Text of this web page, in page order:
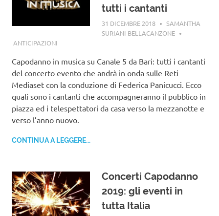
tutti i cantanti
31 DICEMBRE 2018
SAMANTHA
SURIANI BELLACANZONE
ANTICIPAZIONI
Capodanno in musica su Canale 5 da Bari: tutti i cantanti
del concerto evento che andrà in onda sulle Reti
Mediaset con la conduzione di Federica Panicucci. Ecco
quali sono i cantanti che accompagneranno il pubblico in
piazza ed i telespettatori da casa verso la mezzanotte e
verso l’anno nuovo.
CONTINUA A LEGGERE...
Concerti Capodanno
2019: gli eventi in
tutta Italia